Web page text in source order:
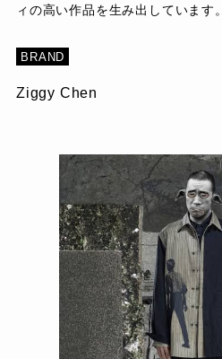
ィの高い作品を生み出しています。
BRAND
Ziggy Chen